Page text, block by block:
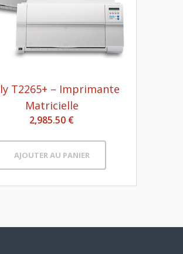
T2265+ – Imprimante
Matricielle
2,985.50 €
AJOUTER AU PANIER